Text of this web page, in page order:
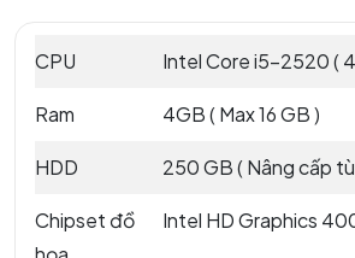
CPU Intel Core i5-2520 (
Ram 4GB ( Max 16 GB )
HDD 250 GB ( Nâng cấp
Chipset đồ
Intel HD Graphics